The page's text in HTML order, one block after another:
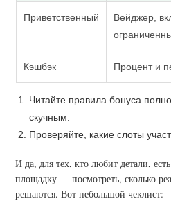
Приветственный
Вейджер,
Кэшбэк Процент и
Читайте правила бонуса
скучным.
Проверяйте, какие слоты
И да, для тех, кто любит детали,
площадку — посмотреть, сколько
решаются. Вот небольшой чеклист: